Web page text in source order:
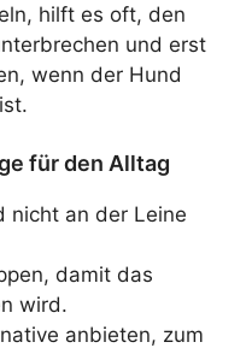
hilft es oft, den
und erst
wenn der Hund
für den Alltag
nicht an der Leine
damit das
wird.
anbieten, zum